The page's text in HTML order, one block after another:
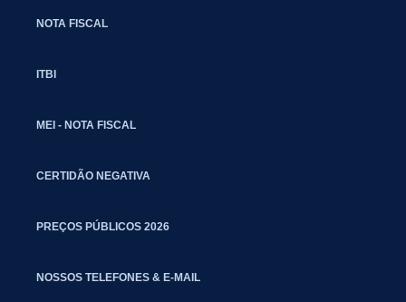
NOTA FISCAL
ITBI
MEI - NOTA FISCAL
CERTIDÃO NEGATIVA
PREÇOS PÚBLICOS 2026
NOSSOS TELEFONES & E-MAIL